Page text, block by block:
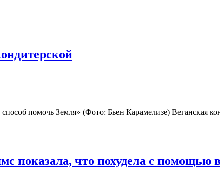
помочь Земля» (Фото: Бьен Карамелизе) Веганская
показала, что похудела с помощью